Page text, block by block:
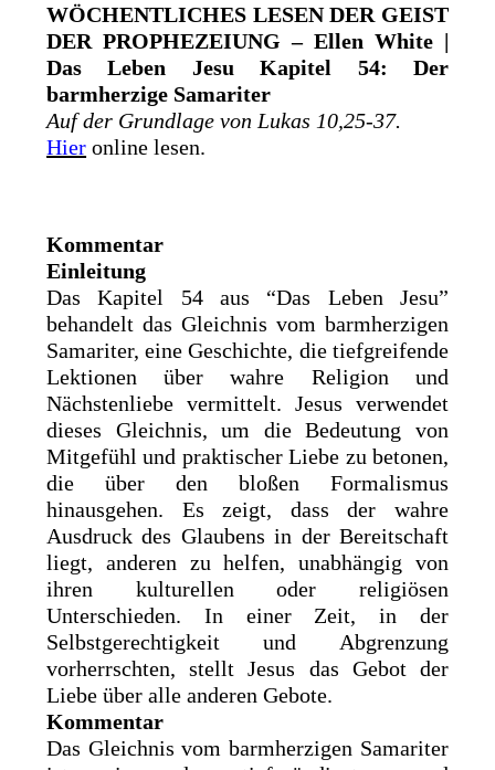
WÖCHENTLICHES LESEN DER GEIST
DER PROPHEZEIUNG – Ellen White |
Das Leben Jesu Kapitel 54: Der
barmherzige Samariter
Auf der Grundlage von Lukas 10,25-37.
Hier online lesen.
Kommentar
Einleitung
Das Kapitel 54 aus “Das Leben Jesu”
behandelt das Gleichnis vom barmherzigen
Samariter, eine Geschichte, die tiefgreifende
Lektionen über wahre Religion und
Nächstenliebe vermittelt. Jesus verwendet
dieses Gleichnis, um die Bedeutung von
Mitgefühl und praktischer Liebe zu betonen,
die über den bloßen Formalismus
hinausgehen. Es zeigt, dass der wahre
Ausdruck des Glaubens in der Bereitschaft
liegt, anderen zu helfen, unabhängig von
ihren kulturellen oder religiösen
Unterschieden. In einer Zeit, in der
Selbstgerechtigkeit und Abgrenzung
vorherrschten, stellt Jesus das Gebot der
Liebe über alle anderen Gebote.
Kommentar
Das Gleichnis vom barmherzigen Samariter